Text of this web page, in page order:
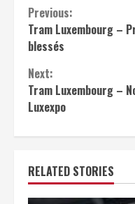
Continue
Reading
Previous:
Tram Luxembourg –
blessés
Next:
Tram Luxembourg –
Luxexpo
RELATED STORIES